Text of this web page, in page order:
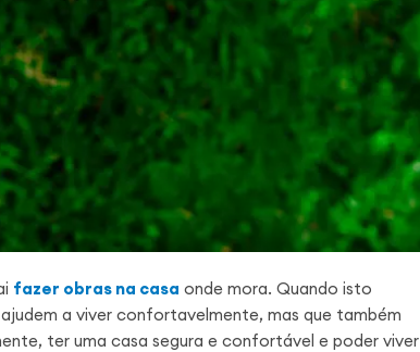
fazer obras na casa onde mora. Quando isto
a viver confortavelmente, mas que também
ter uma casa segura e confortável e poder viver